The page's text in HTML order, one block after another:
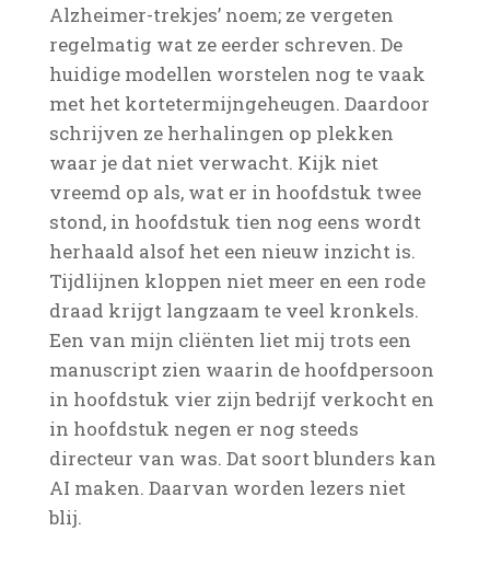
Alzheimer-trekjes’ noem; ze vergeten
regelmatig wat ze eerder schreven. De
huidige modellen worstelen nog te vaak
met het kortetermijngeheugen. Daardoor
schrijven ze herhalingen op plekken
waar je dat niet verwacht. Kijk niet
vreemd op als, wat er in hoofdstuk twee
stond, in hoofdstuk tien nog eens wordt
herhaald alsof het een nieuw inzicht is.
Tijdlijnen kloppen niet meer en een rode
draad krijgt langzaam te veel kronkels.
Een van mijn cliënten liet mij trots een
manuscript zien waarin de hoofdpersoon
in hoofdstuk vier zijn bedrijf verkocht en
in hoofdstuk negen er nog steeds
directeur van was. Dat soort blunders kan
AI maken. Daarvan worden lezers niet
blij.